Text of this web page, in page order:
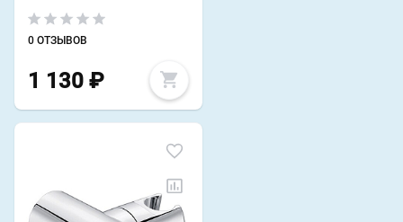
0 ОТЗЫВОВ
1 130 ₽